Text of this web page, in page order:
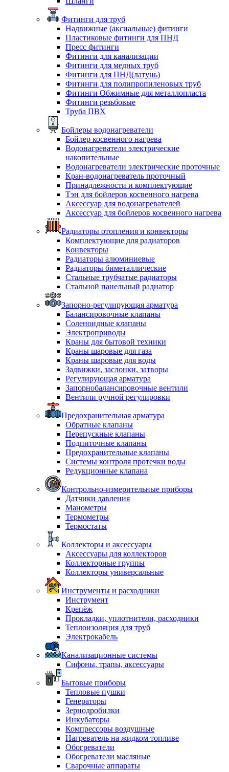
Фитинги для труб
Надвижные (аксиальные) фитинги
Пластиковые фитинги для ПНД
Пресс фитинги
Фитинги для канализации
Фитинги для медных труб
Фитинги для ПНД(латунь)
Фитинги для полипропиленовых труб
Фитинги Обжимные для металлопласта
Фитинги резьбовые
Труба ПВХ
Бойлеры водонагреватели
Бойлер косвенного нагрева
Водонагреватели электрические
накопительные
Водонагреватели электрические проточные
Кран-водонагреватель проточный
Принадлежности и комплектующие
Тэн для бойлеров косвенного нагрева
Аксессуар для водонагревателей
Аксессуар для бойлеров косвенного нагрева
Радиаторы отопления и конвекторы
Комплектующие для радиаторов
Конвекторы
Радиаторы алюминиевые
Радиаторы биметаллические
Стальные трубчатые радиаторы
Стальной панельный радиатор
Запорно-регулирующая арматура
Балансировочные клапаны
Соленоидные клапаны
Электроприводы
Краны для бытовой техники
Краны шаровые для газа
Краны шаровые для воды
Задвижки, заслонки, затворы
Регулирующая арматура
Запорнобалансировочные вентили
Вентили ручной регулировки
Предохранительная арматура
Обратные клапаны
Перепускные клапаны
Подпиточные клапаны
Предохранительные клапаны
Системы контроля протечки воды
Редукционные клапана
Контрольно-измерительные приборы
Датчики давления
Манометры
Термометры
Термостаты
Коллекторы и аксессуары
Аксессуары для коллекторов
Коллекторные группы
Коллекторы универсальные
Инструменты и расходники
Инструмент
Крепёж
Прокладки, уплотнители, расходники
Теплоизоляция для труб
Электрокабель
Канализационные системы
Сифоны, трапы, аксессуары
Бытовые приборы
Тепловые пушки
Генераторы
Зернодробилки
Инкубаторы
Компрессоры воздушные
Нагреватель на жидком топливе
Обогреватели
Обогреватели масляные
Сварочные аппараты